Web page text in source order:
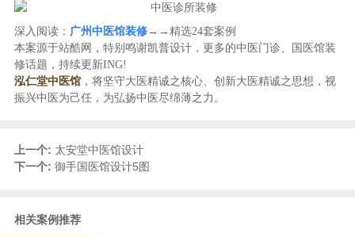
深入阅读： 广州中医馆装修→→精选24套案例
本案源于站酷网，特别鸣谢凯普设计，更多的中医门诊、国医馆装
修话题，持续更新ING!
泓仁堂中医馆，将坚守大医精诚之核心、创新大医精诚之思想，视
振兴中医为己任，为弘扬中医尽绵薄之力。
上一个: 太安堂中医馆设计
下一个: 御手国医馆设计5图
相关案例推荐